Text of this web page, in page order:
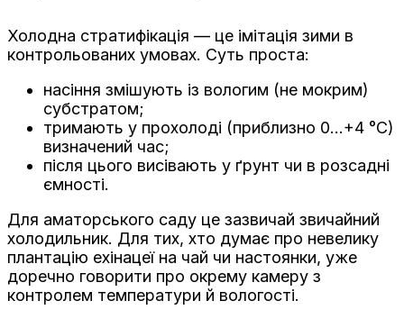
Холодна стратифікація — це імітація зими в
контрольованих умовах. Суть проста:
насіння змішують із вологим (не мокрим)
субстратом;
тримають у прохолоді (приблизно 0…+4 °C)
визначений час;
після цього висівають у ґрунт чи в розсадні
ємності.
Для аматорського саду це зазвичай звичайний
холодильник. Для тих, хто думає про невелику
плантацію ехінацеї на чай чи настоянки, уже
доречно говорити про окрему камеру з
контролем температури й вологості.